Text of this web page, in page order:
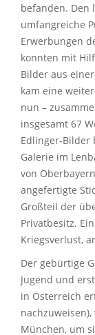
befanden. Den
umfangreiche
Erwerbungen
konnten mit
Bilder aus
kam eine
nun –
insgesamt 67
Edlinger-Bilder
Galerie im
von
angefertigte
Großteil der
Privatbesitz.
Kriegsverlust,
Der gebürtige
Jugend und
in Österreich
München, um